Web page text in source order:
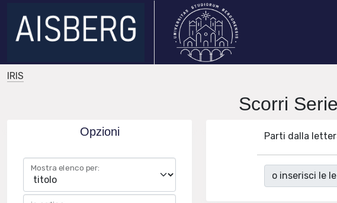
IRIS
Scorri
Opzioni
Mostra elenco per:
Parti dalla
o inserisci le